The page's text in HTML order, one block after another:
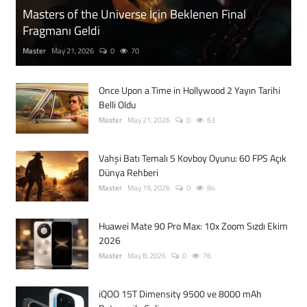
Masters of the Universe İçin Beklenen Final
Fragmanı Geldi
Master May 21, 2026 0 70
Once Upon a Time in Hollywood 2 Yayın Tarihi
Belli Oldu
Master May 21, 2026 0 63
Vahşi Batı Temalı 5 Kovboy Oyunu: 60 FPS Açık
Dünya Rehberi
Master May 19, 2026 0 84
Huawei Mate 90 Pro Max: 10x Zoom Sızdı Ekim
2026
Master May 8, 2026 0 76
iQOO 15T Dimensity 9500 ve 8000 mAh